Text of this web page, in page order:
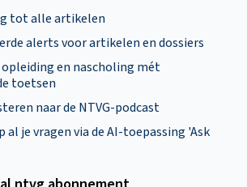
tot alle artikelen
alerts voor artikelen en dossiers
en nascholing mét
toetsen
naar de NTVG-podcast
al je vragen via de AI-toepassing 'Ask